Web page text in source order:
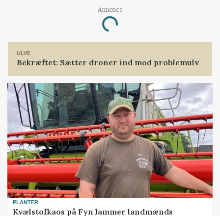
Annonce
Loading...
ULVE
Bekræftet: Sætter droner ind mod problemulv
PLANTER
Kvælstofkaos på Fyn lammer landmænds